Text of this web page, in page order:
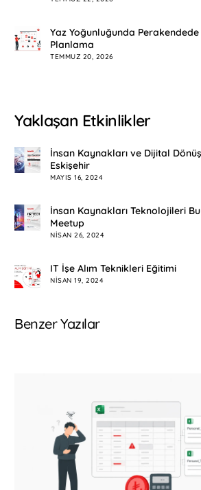
Yaz Yoğunluğunda
Planlama
TEMMUZ 20, 2026
Yaklaşan Etkinlikler
İnsan Kaynakları ve Dijital
Eskişehir
MAYIS 16, 2024
İnsan Kaynakları Teknolojileri
Meetup
NISAN 26, 2024
IT İşe Alım Teknikleri Eğitimi
NISAN 19, 2024
Benzer Yazılar